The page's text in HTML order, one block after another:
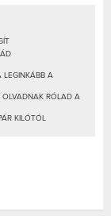
LEGINKÁBB A
OLVADNAK RÓLAD A
KILÓTÓL